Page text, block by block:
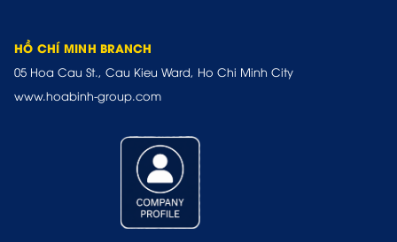
HỒ CHÍ MINH BRANCH
05 Hoa Cau St., Cau Kieu Ward, Ho Chi Minh City
www.hoabinh-group.com